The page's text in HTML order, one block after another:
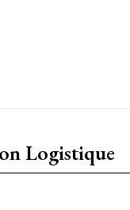
Logistique